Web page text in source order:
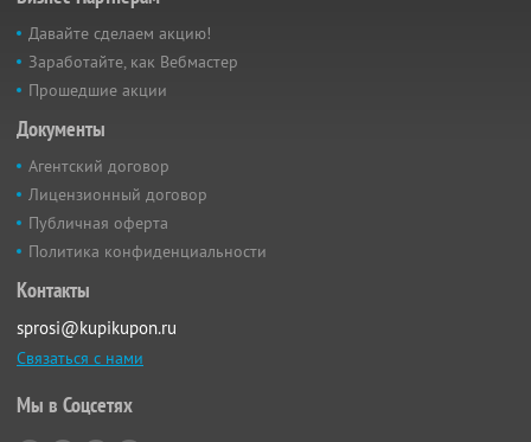
Давайте сделаем акцию!
Заработайте, как Вебмастер
Прошедшие акции
Документы
Агентский договор
Лицензионный договор
Публичная оферта
Политика конфиденциальности
Контакты
sprosi@kupikupon.ru
Связаться с нами
Мы в Соцсетях